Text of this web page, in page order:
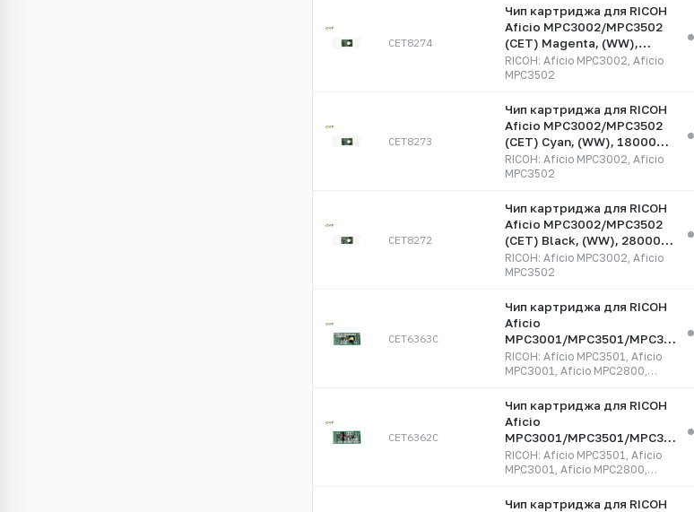
CET8274
Чип картриджа для RICOH
Aficio MPC3002/MPC3502
(CET) Magenta, (WW),
18000 стр., CET8274
RICOH: Aficio MPC3002, Aficio
MPC3502
CET8273
Чип картриджа для RICOH
Aficio MPC3002/MPC3502
(CET) Cyan, (WW), 18000
стр., CET8273
RICOH: Aficio MPC3002, Aficio
MPC3502
CET8272
Чип картриджа для RICOH
Aficio MPC3002/MPC3502
(CET) Black, (WW), 28000
стр., CET8272
RICOH: Aficio MPC3002, Aficio
MPC3502
CET6363C
Чип картриджа для RICOH
Aficio
MPC3001/MPC3501/MPC3300
(CET) Yellow, (WW), 15000
стр., CET6363C
RICOH: Aficio MPC3501, Aficio
MPC3001, Aficio MPC2800,
CET6362C
Чип картриджа для RICOH
Aficio
MPC3001/MPC3501/MPC3300
(CET) Magenta, (WW),
15000 стр., CET6362C
RICOH: Aficio MPC3501, Aficio
MPC3001, Aficio MPC2800,
Чип картриджа для RICOH